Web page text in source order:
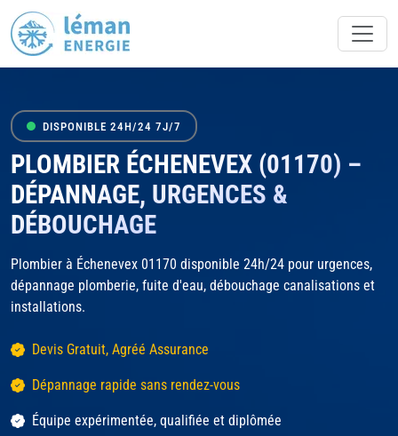
DISPONIBLE 24H/24 7J/7
PLOMBIER ÉCHENEVEX (01170) –
DÉPANNAGE, URGENCES &
DÉBOUCHAGE
Plombier à Échenevex 01170 disponible 24h/24 pour urgences,
dépannage plomberie, fuite d'eau, débouchage canalisations et
installations.
Devis Gratuit, Agréé Assurance
Dépannage rapide sans rendez-vous
Équipe expérimentée, qualifiée et diplômée